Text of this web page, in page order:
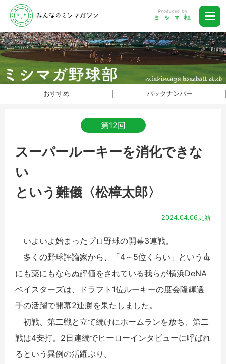
おすすめ バックナンバー
第12回
スーパールーキーを消化できな
い
という難儀〈松樟太郎〉
2024.04.06更新
いよいよ始まったプロ野球の開幕3連戦。
多くの野球評論家から、「4～5位くらい」という毒
にも薬にもならぬ評価をされている我らが横浜DeNA
ベイスターズは、ドラフト1位ルーキーの度会隆輝選
手の活躍で開幕2連勝を果たしました。
初戦、第二戦と立て続けにホームランを放ち、第二
戦は4安打。2日連続でヒーローインタビューに呼ばれ
るという異例の活躍ぶり。